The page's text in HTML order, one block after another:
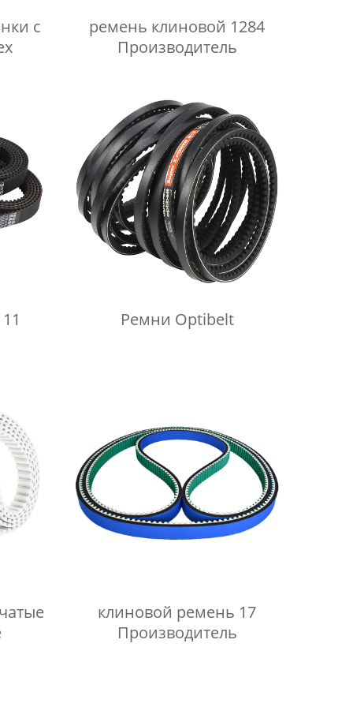
с
ремень клиновой 1284
Производитель
Ремни Optibelt
клиновой ремень 17
Производитель